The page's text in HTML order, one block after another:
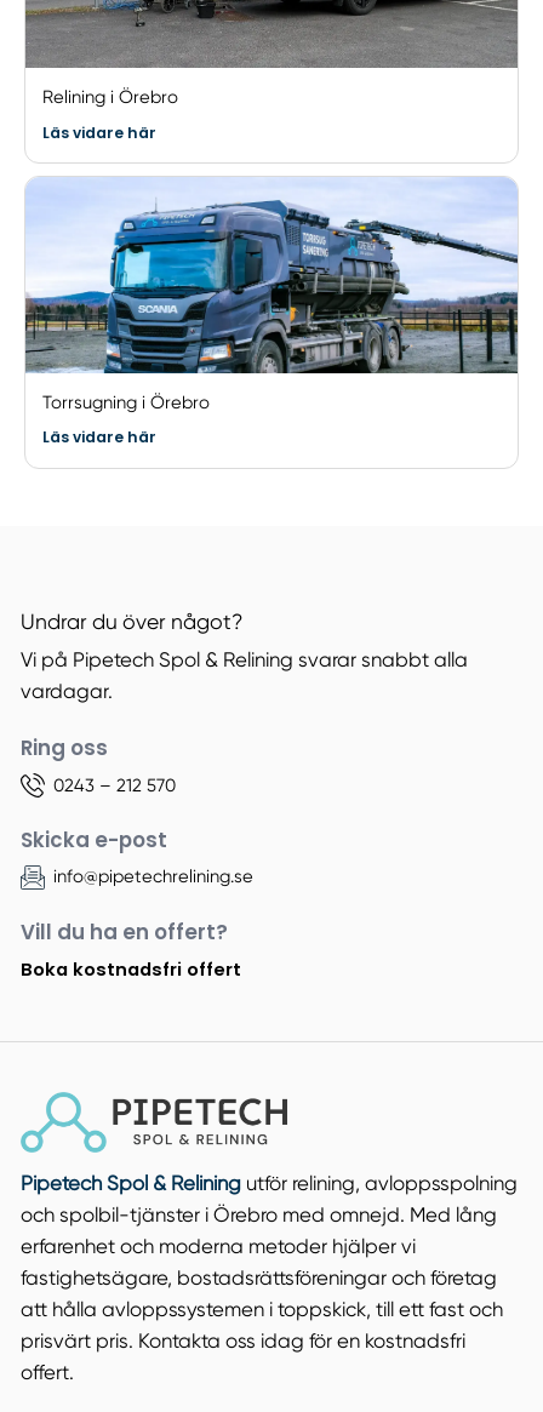
Relining i Örebro
Läs vidare här
Torrsugning i Örebro
Läs vidare här
Undrar du över något?
Vi på Pipetech Spol & Relining svarar snabbt alla
vardagar.
Ring oss
0243 – 212 570
Skicka e-post
info@pipetechrelining.se
Vill du ha en offert?
Boka kostnadsfri offert
Pipetech Spol & Relining utför relining, avloppsspolning
och spolbil-tjänster i Örebro med omnejd. Med lång
erfarenhet och moderna metoder hjälper vi
fastighetsägare, bostadsrättsföreningar och företag
att hålla avloppssystemen i toppskick, till ett fast och
prisvärt pris. Kontakta oss idag för en kostnadsfri
offert.